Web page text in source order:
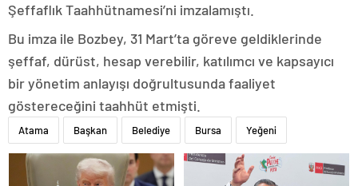
Şeffaflık Taahhütnamesi’ni imzalamıştı.
Bu imza ile Bozbey, 31 Mart’ta göreve geldiklerinde
şeffaf, dürüst, hesap verebilir, katılımcı ve kapsayıcı
bir yönetim anlayışı doğrultusunda faaliyet
göstereceğini taahhüt etmişti.
Atama Başkan Belediye Bursa Yeğeni